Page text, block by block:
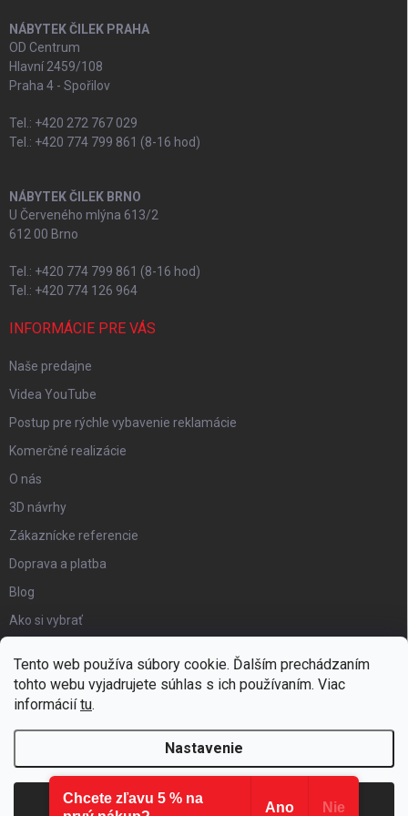
Tento web používa súbory cookie. Ďalším prechádzaním
tohto webu vyjadrujete súhlas s ich používaním. Viac
informáciítu.
Nastavenie
Súhlasím
NÁBYTEK ČILEK PRAHA
OD Centrum
Hlavní 2459/108
Praha 4 - Spořilov
Tel.: +420 272 767 029
Tel.: +420 774 799 861 (8-16 hod)
NÁBYTEK ČILEK BRNO
U Červeného mlýna 613/2
612 00 Brno
Tel.: +420 774 799 861 (8-16 hod)
Tel.: +420 774 126 964
INFORMÁCIE PRE VÁS
Naše predajne
Videa YouTube
Postup pre rýchle vybavenie reklamácie
Komerčné realizácie
O nás
3D návrhy
Zákaznícke referencie
Doprava a platba
Blog
Ako si vybrať
Certifikát kvality
Moja objednávka
Copyright 2026 Hezký detský nábytok . Všetky práva vyhradené.
Chcete zľavu 5 % na
Ano Nie